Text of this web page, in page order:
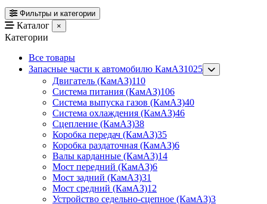
Фильтры и категории
Каталог ×
Категории
Все товары
Запасные части к автомобилю КамАЗ1025
Двигатель (КамАЗ)110
Система питания (КамАЗ)106
Система выпуска газов (КамАЗ)40
Система охлаждения (КамАЗ)46
Сцепление (КамАЗ)38
Коробка передач (КамАЗ)35
Коробка раздаточная (КамАЗ)6
Валы карданные (КамАЗ)14
Мост передний (КамАЗ)6
Мост задний (КамАЗ)31
Мост средний (КамАЗ)12
Устройство седельно-сцепное (КамАЗ)3